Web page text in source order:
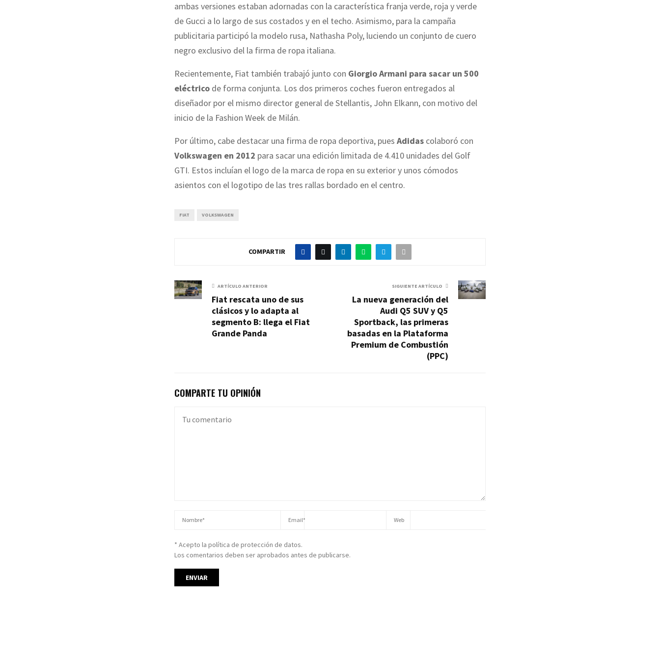
ambas versiones estaban adornadas con la característica franja verde, roja y verde
de Gucci a lo largo de sus costados y en el techo. Asimismo, para la campaña
publicitaria participó la modelo rusa, Nathasha Poly, luciendo un conjunto de cuero
negro exclusivo del la firma de ropa italiana.
Recientemente, Fiat también trabajó junto con Giorgio Armani para sacar un 500
eléctrico de forma conjunta. Los dos primeros coches fueron entregados al
diseñador por el mismo director general de Stellantis, John Elkann, con motivo del
inicio de la Fashion Week de Milán.
Por último, cabe destacar una firma de ropa deportiva, pues Adidas colaboró con
Volkswagen en 2012 para sacar una edición limitada de 4.410 unidades del Golf
GTI. Estos incluían el logo de la marca de ropa en su exterior y unos cómodos
asientos con el logotipo de las tres rallas bordado en el centro.
FIAT VOLKSWAGEN
COMPARTIR
ARTÍCULO ANTERIOR
Fiat rescata uno de sus
clásicos y lo adapta al
segmento B: llega el Fiat
Grande Panda
SIGUIENTE ARTÍCULO
La nueva generación del
Audi Q5 SUV y Q5
Sportback, las primeras
basadas en la Plataforma
Premium de Combustión
(PPC)
COMPARTE TU OPINIÓN
* Acepto la política de protección de datos.
Los comentarios deben ser aprobados antes de publicarse.